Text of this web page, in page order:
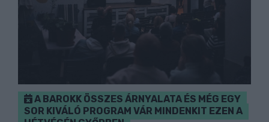
A BAROKK ÖSSZES ÁRNYALATA ÉS MÉG EGY
SOR KIVÁLÓ PROGRAM VÁR MINDENKIT EZEN A